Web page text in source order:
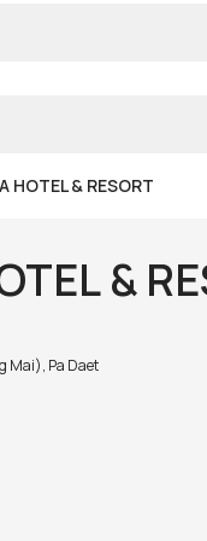
HOTEL & RESORT
&
Mai), Pa Daet